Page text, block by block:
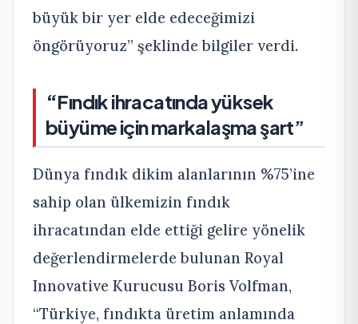
büyük bir yer elde edeceğimizi
öngörüyoruz” şeklinde bilgiler verdi.
“Fındık ihracatında yüksek
büyüme için markalaşma şart”
Dünya fındık dikim alanlarının %75’ine
sahip olan ülkemizin fındık
ihracatından elde ettiği gelire yönelik
değerlendirmelerde bulunan Royal
Innovative Kurucusu Boris Volfman,
“Türkiye, fındıkta üretim anlamında